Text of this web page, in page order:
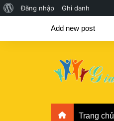
Giới
về
Đăng nhập Ghi danh
Add new post
Trang chủ